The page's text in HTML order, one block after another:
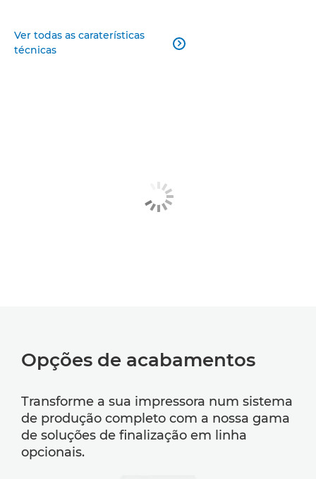
Ver todas as caraterísticas
técnicas

Opções de acabamentos
Transforme a sua impressora num sistema
de produção completo com a nossa gama
de soluções de finalização em linha
opcionais.